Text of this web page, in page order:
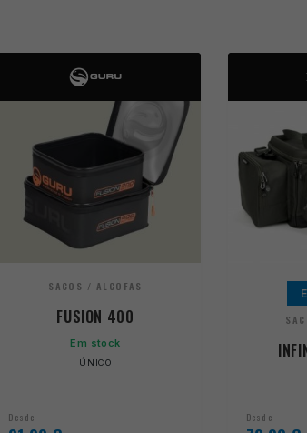
SACOS / ALCOFAS
FUSION 400
Em stock
ÚNICO
Desde Desde